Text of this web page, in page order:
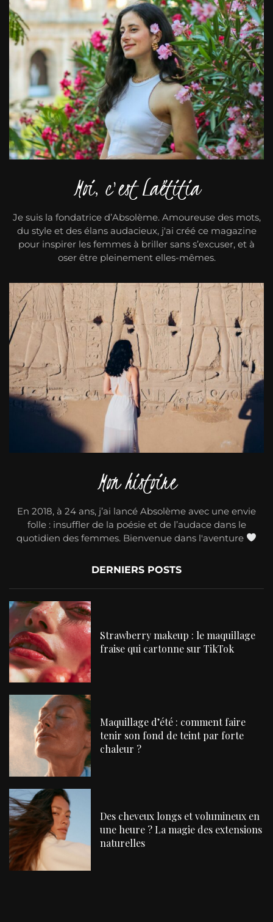
Moi, c'est Laëtitia
Je suis la fondatrice d’Absolème. Amoureuse des mots,
du style et des élans audacieux, j'ai créé ce magazine
pour inspirer les femmes à briller sans s’excuser, et à
oser être pleinement elles-mêmes.
Mon histoire
En 2018, à 24 ans, j’ai lancé Absolème avec une envie
folle : insuffler de la poésie et de l’audace dans le
quotidien des femmes. Bienvenue dans l'aventure
DERNIERS POSTS
Strawberry makeup : le maquillage
fraise qui cartonne sur TikTok
Maquillage d’été : comment faire
tenir son fond de teint par forte
chaleur ?
Des cheveux longs et volumineux en
une heure ? La magie des extensions
naturelles